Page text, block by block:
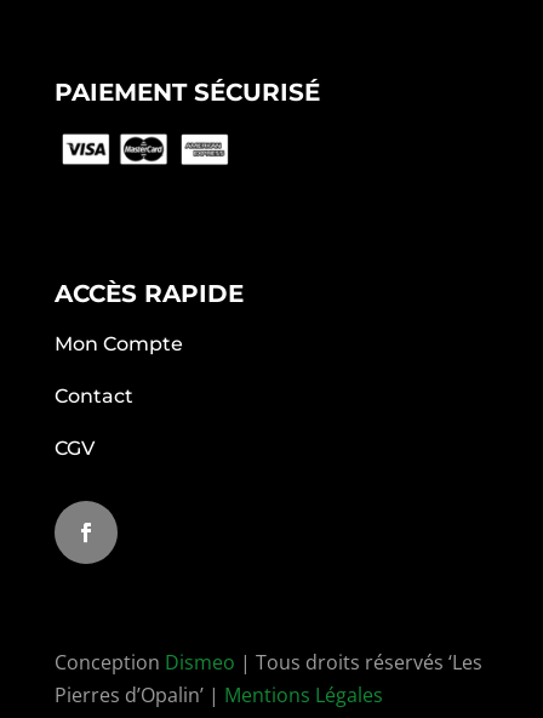
PAIEMENT SÉCURISÉ
ACCÈS RAPIDE
Mon Compte
Contact
CGV
Conception Dismeo | Tous droits réservés ‘Les
Pierres d’Opalin’ | Mentions Légales